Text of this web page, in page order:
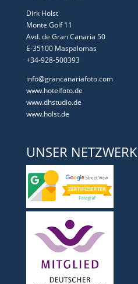
Dirk Holst
Monte Golf 11
Avd. de Gran Canaria 50
E-35100 Maspalomas
+34-928-500393
info@grancanariafoto.com
www.hotelfoto.de
www.dhstudio.de
www.holst.de
UNSER NETZWERK